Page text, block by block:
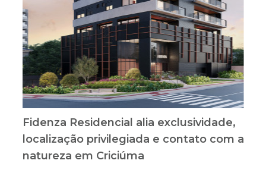
Fidenza Residencial alia exclusividade,
localização privilegiada e contato com a
natureza em Criciúma